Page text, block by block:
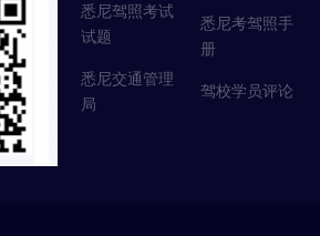
悉尼驾照考试
试题
悉尼交通管理
局
悉尼考驾照手
册
驾校学员评论